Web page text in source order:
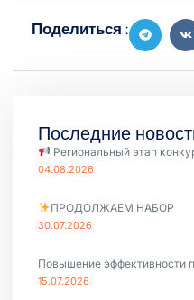
Поделиться :
Последние
Региональный этап
04.08.2026
ПРОДОЛЖАЕМ НАБОР
30.07.2026
Повышение эффективности
15.07.2026